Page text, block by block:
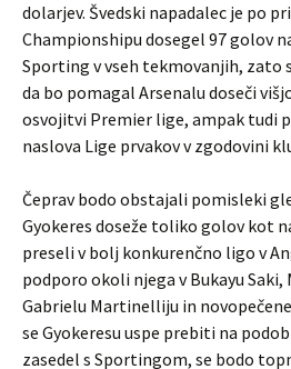
dolarjev. Švedski napadalec je po
Championshipu dosegel 97 golov
Sporting v vseh tekmovanjih, zato
da bo pomagal Arsenalu doseči
osvojitvi Premier lige, ampak tudi
naslova Lige prvakov v zgodovini
Čeprav bodo obstajali pomisleki
Gyokeres doseže toliko golov kot
preseli v bolj konkurenčno ligo v
podporo okoli njega v Bukayu Saki,
Gabrielu Martinelliju in
se Gyokeresu uspe prebiti na
zasedel s Sportingom, se bodo